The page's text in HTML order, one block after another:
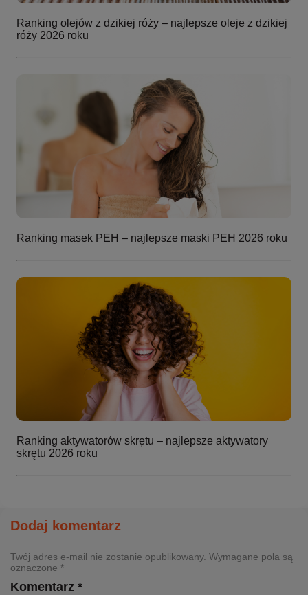
Ranking olejów z dzikiej róży – najlepsze oleje z dzikiej
róży 2026 roku
Ranking masek PEH – najlepsze maski PEH 2026 roku
Ranking aktywatorów skrętu – najlepsze aktywatory
skrętu 2026 roku
Dodaj komentarz
Twój adres e-mail nie zostanie opublikowany. Wymagane pola są
oznaczone *
Komentarz *